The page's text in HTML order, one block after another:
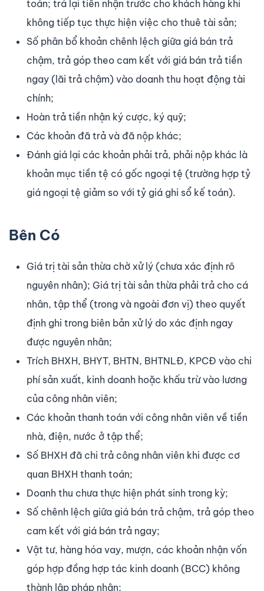
toán; trả lại tiền nhận trước cho khách hàng khi
không tiếp tục thực hiện việc cho thuê tài sản;
Số phân bổ khoản chênh lệch giữa giá bán trả
chậm, trả góp theo cam kết với giá bán trả tiền
ngay (lãi trả chậm) vào doanh thu hoạt động tài
chính;
Hoàn trả tiền nhận ký cược, ký quỹ;
Các khoản đã trả và đã nộp khác;
Đánh giá lại các khoản phải trả, phải nộp khác là
khoản mục tiền tệ có gốc ngoại tệ (trường hợp tỷ
giá ngoại tệ giảm so với tỷ giá ghi sổ kế toán).
Bên Có
Giá trị tài sản thừa chờ xử lý (chưa xác định rõ
nguyên nhân); Giá trị tài sản thừa phải trả cho cá
nhân, tập thể (trong và ngoài đơn vị) theo quyết
định ghi trong biên bản xử lý do xác định ngay
được nguyên nhân;
Trích BHXH, BHYT, BHTN, BHTNLĐ, KPCĐ vào chi
phí sản xuất, kinh doanh hoặc khấu trừ vào lương
của công nhân viên;
Các khoản thanh toán với công nhân viên về tiền
nhà, điện, nước ở tập thể;
Số BHXH đã chi trả công nhân viên khi được cơ
quan BHXH thanh toán;
Doanh thu chưa thực hiện phát sinh trong kỳ;
Số chênh lệch giữa giá bán trả chậm, trả góp theo
cam kết với giá bán trả ngay;
Vật tư, hàng hóa vay, mượn, các khoản nhận vốn
góp hợp đồng hợp tác kinh doanh (BCC) không
thành lập pháp nhân;